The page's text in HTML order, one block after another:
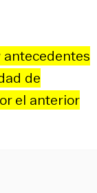
antecedentes
de
el anterior